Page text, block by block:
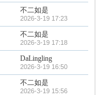
不二如是
2026-3-19 17:23
不二如是
2026-3-19 17:18
DaLingling
2026-3-19 16:50
不二如是
2026-3-19 15:56